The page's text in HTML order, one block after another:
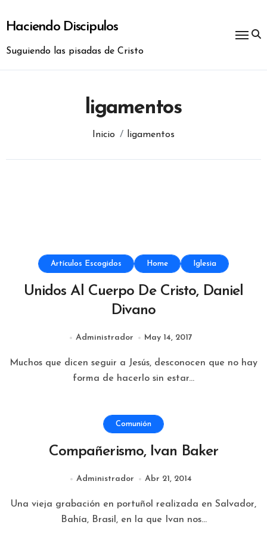
contenido
Haciendo Discipulos
Suguiendo las pisadas de Cristo
ligamentos
Inicio ligamentos
Artículos Escogidos Home Iglesia
Unidos Al Cuerpo De Cristo, Daniel
Divano
Administrador May 14, 2017
Muchos que dicen seguir a Jesús, desconocen que no hay
forma de hacerlo sin estar...
Comunión
Compañerismo, Ivan Baker
Administrador Abr 21, 2014
Una vieja grabación en portuñol realizada en Salvador,
Bahía, Brasil, en la que Ivan nos...